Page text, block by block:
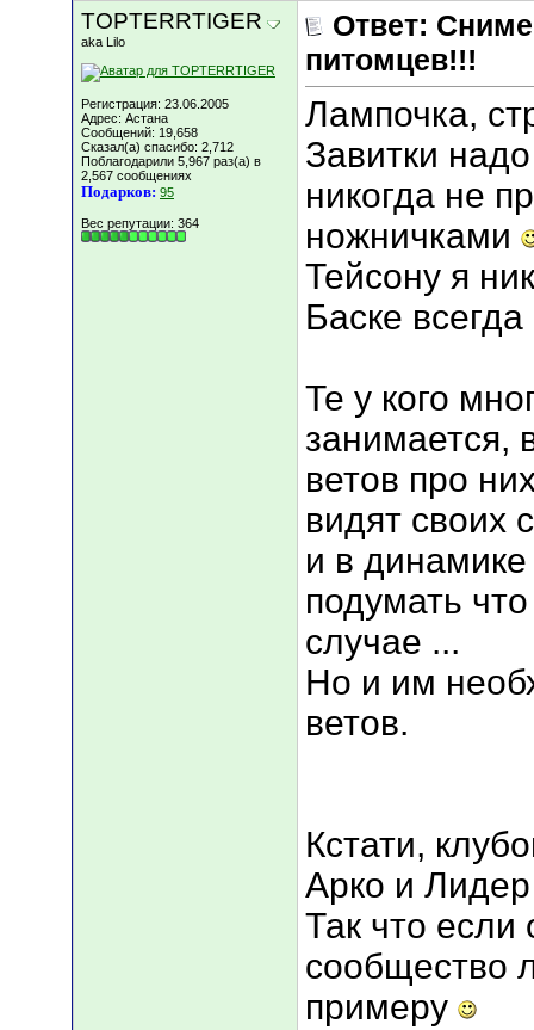
TOPTERRTIGER
aka Lilo
Регистрация: 23.06.2005
Адрес: Астана
Сообщений: 19,658
Сказал(а) спасибо: 2,712
Поблагодарили 5,967 раз(а) в
2,567 сообщениях
Подарков: 95
Вес репутации: 364
Ответ:
питомцев!!!
Лампочка,
Завитки
никогда не
ножничками
Тейсону я
Баске
Те у кого
занимается,
ветов про
видят своих
и в
подумать
случае ...
Но и им
ветов.
Кстати,
Арко и
Так что если
сообщество
примеру